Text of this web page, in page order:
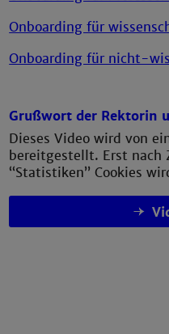
Onboarding für
Onboarding für nicht-
Grußwort der Rektorin
Dieses Video wird von
bereitgestellt. Erst nach
“Statistiken” Cookies